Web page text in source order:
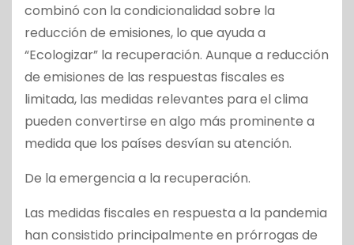
combinó con la condicionalidad sobre la
reducción de emisiones, lo que ayuda a
“Ecologizar” la recuperación. Aunque a reducción
de emisiones de las respuestas fiscales es
limitada, las medidas relevantes para el clima
pueden convertirse en algo más prominente a
medida que los países desvían su atención.
De la emergencia a la recuperación.
Las medidas fiscales en respuesta a la pandemia
han consistido principalmente en prórrogas de